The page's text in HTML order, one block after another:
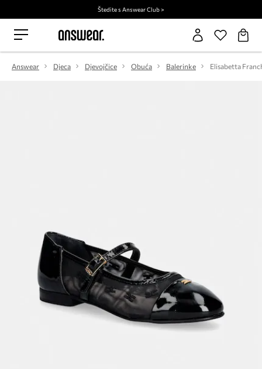
Štedite s Answear Club >
Answear Djeca Djevojčice Obuća Balerinke Elisabetta